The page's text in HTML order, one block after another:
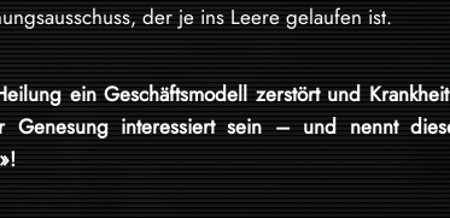
der je ins Leere gelaufen ist.
ein Geschäftsmodell zerstört und
Genesung interessiert sein – und nennt